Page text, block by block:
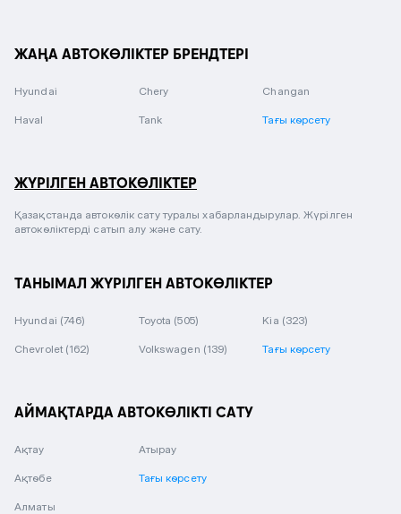
ЖАҢА АВТОКӨЛІКТЕР БРЕНДТЕРІ
Hyundai Chery Changan
Haval Tank Тағы көрсету
ЖҮРІЛГЕН АВТОКӨЛІКТЕР
Қазақстанда автокөлік сату туралы хабарландырулар. Жүрілген
автокөліктерді сатып алу және сату.
ТАНЫМАЛ ЖҮРІЛГЕН АВТОКӨЛІКТЕР
Hyundai (746) Toyota (505) Kia (323)
Chevrolet (162) Volkswagen (139) Тағы көрсету
АЙМАҚТАРДА АВТОКӨЛІКТІ САТУ
Ақтау
Ақтөбе
Алматы
Атырау
Тағы көрсету